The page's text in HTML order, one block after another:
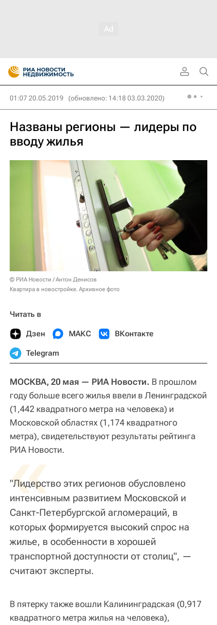
01:07 20.05.2019 (обновлено: 14:18 03.03.2020)
Названы регионы — лидеры по
вводу жилья
© РИА Новости / Антон Денисов
Квартира в новостройке. Архивное фото
Читать в
Дзен МАКС ВКонтакте
Telegram
МОСКВА, 20 мая — РИА Новости. В прошлом
году больше всего жилья ввели в Ленинградской
(1,442 квадратного метра на человека) и
Московской областях (1,174 квадратного
метра), свидетельствуют результаты рейтинга
РИА Новости.
«
"Лидерство этих регионов обусловлено
интенсивным развитием Московской и
Санкт-Петербургской агломераций, в
которых формируется высокий спрос на
жилье, в особенности в хорошей
транспортной доступности от столиц", —
считают эксперты.
В пятерку также вошли Калининградская (0,917
квадратного метра жилья на человека),